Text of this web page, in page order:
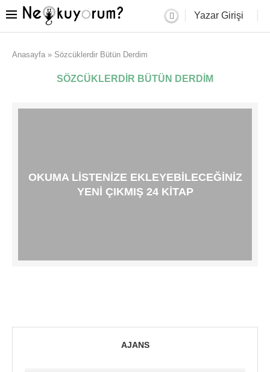
Yazar Girişi
Anasayfa » Sözcüklerdir Bütün Derdim
SÖZCÜKLERDIR BÜTÜN DERDIM
OKUMA LISTENIZE EKLEYEBILECEĞINIZ
YENI ÇIKMIŞ 24 KITAP
AJANS